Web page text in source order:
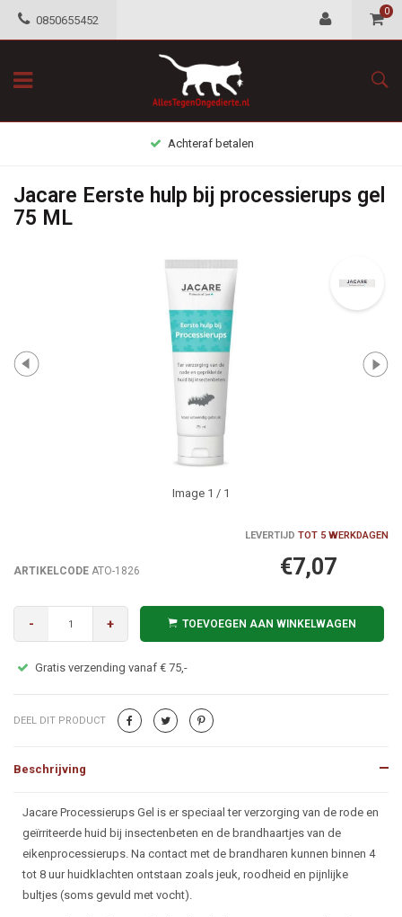
0850655452
0
Achteraf betalen
Jacare Eerste hulp bij processierups gel
75 ML
Image 1 / 1
LEVERTIJD TOT 5 WERKDAGEN
ARTIKELCODE ATO-1826 €7,07
- + TOEVOEGEN AAN WINKELWAGEN
Gratis verzending vanaf € 75,-
DEEL DIT PRODUCT
Beschrijving
Beschrijving
Jacare Processierups Gel is er speciaal ter verzorging van de rode en
geïrriteerde huid bij insectenbeten en de brandhaartjes van de
eikenprocessierups. Na contact met de brandharen kunnen binnen 4
tot 8 uur huidklachten ontstaan zoals jeuk, roodheid en pijnlijke
bultjes (soms gevuld met vocht).